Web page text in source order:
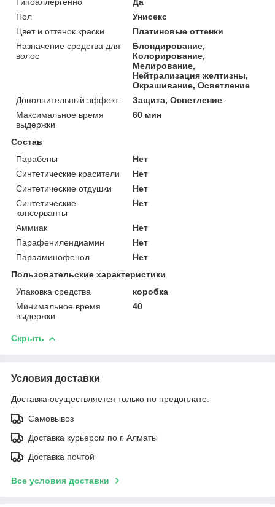
Пол
Унисекс
Цвет и оттенок краски
Платиновые оттенки
Назначение средства для
волос
Блондирование,
Колорирование,
Мелирование,
Нейтрализация желтизны,
Окрашивание, Осветление
Дополнительный эффект
Защита, Осветление
Максимальное время
выдержки
60 мин
Состав
Парабены
Нет
Синтетические красители
Нет
Синтетические отдушки
Нет
Синтетические
консерванты
Нет
Аммиак
Нет
Парафенилендиамин
Нет
Парааминофенол
Нет
Пользовательские характеристики
Упаковка средства
коробка
Минимальное время
выдержки
40
Скрыть
Условия доставки
Доставка осуществляется только по предоплате.
Самовывоз
Доставка курьером по г. Алматы
Доставка почтой
Все условия доставки